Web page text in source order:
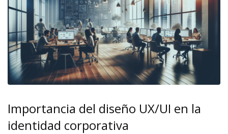
Importancia del diseño UX/UI en la
identidad corporativa